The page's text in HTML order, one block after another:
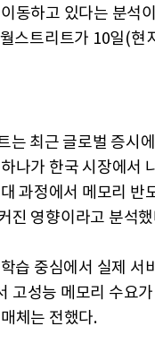
동하고 있다는 분석
스트리트가 10일(현
는 최근 글로벌 증시
나가 한국 시장에서
과정에서 메모리 반
진 영향이라고 분석
습 중심에서 실제 서
고성능 메모리 수요
체는 전했다.